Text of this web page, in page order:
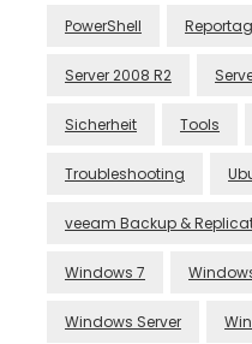
PowerShell
Server 2008 R2
Sicherheit Tools
Troubleshooting
veeam Backup &
Windows 7
Windows Server